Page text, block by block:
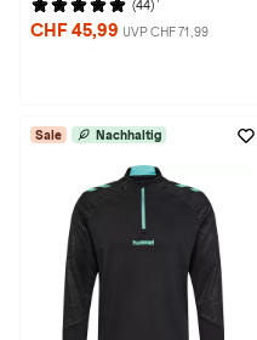
(44)
CHF 45,99 UVP CHF 71,99
Sale Nachhaltig